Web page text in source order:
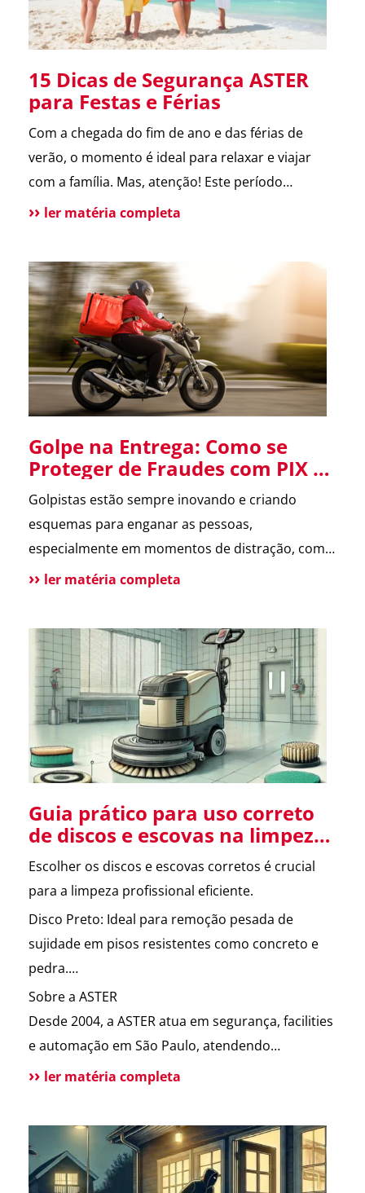
15 Dicas de Segurança ASTER
para Festas e Férias
Com a chegada do fim de ano e das férias de
verão, o momento é ideal para relaxar e viajar
com a família. Mas, atenção! Este período
também é marcado por um aumento de
segurança que destacamos ao longo de 2024.
Confira […]
ler matéria completa
Golpe na Entrega: Como se
Proteger de Fraudes com PIX e
Cartão de Crédito
Golpistas estão sempre inovando e criando
esquemas para enganar as pessoas,
especialmente em momentos de distração, como
datas comemorativas e ocasiões especiais. Um
crédito. Descubra como ele funciona e como
evitar ser uma vítima. O que […]
ler matéria completa
Guia prático para uso correto
de discos e escovas na limpeza
profissional.
Escolher os discos e escovas corretos é crucial
para a limpeza profissional eficiente.
Disco Preto: Ideal para remoção pesada de
sujidade em pisos resistentes como concreto e
pedra.
Disco Verde: Usado para limpeza intermediária
em pisos de vinil e linóleo.
Disco Vermelho: Perfeito para limpeza leve e
especialmente irregulares como carpetes e
concreto texturizado.
Tynex: Altamente abrasiva, indicada para
Sobre a ASTER
Desde 2004, a ASTER atua em segurança, facilities
e automação em São Paulo, atendendo
condomínios e empresas com eficiência e
vigilância. Solicite um orçamento sem
compromisso.
ler matéria completa